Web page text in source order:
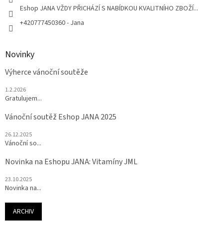
Eshop JANA VŽDY PŘICHÁZÍ S NABÍDKOU KVALITNÍHO ZBOŽÍ...
+420777450360 - Jana
Novinky
Výherce vánoční soutěže
1.2.2026
Gratulujem...
Vánoční soutěž Eshop JANA 2025
26.12.2025
Vánoční so...
Novinka na Eshopu JANA: Vitamíny JML
23.10.2025
Novinka na...
ARCHIV